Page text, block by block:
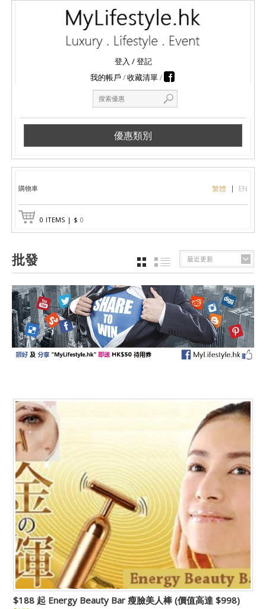
登入 /登記
我的帳戶
收藏清單
優惠類別
購物車 繁體 EN
0 ITEMS | $ 0
批發 最近更新
GRID LIST
$188 起 Energy Beauty Bar 瘦臉美人棒 (價值高達 $998)